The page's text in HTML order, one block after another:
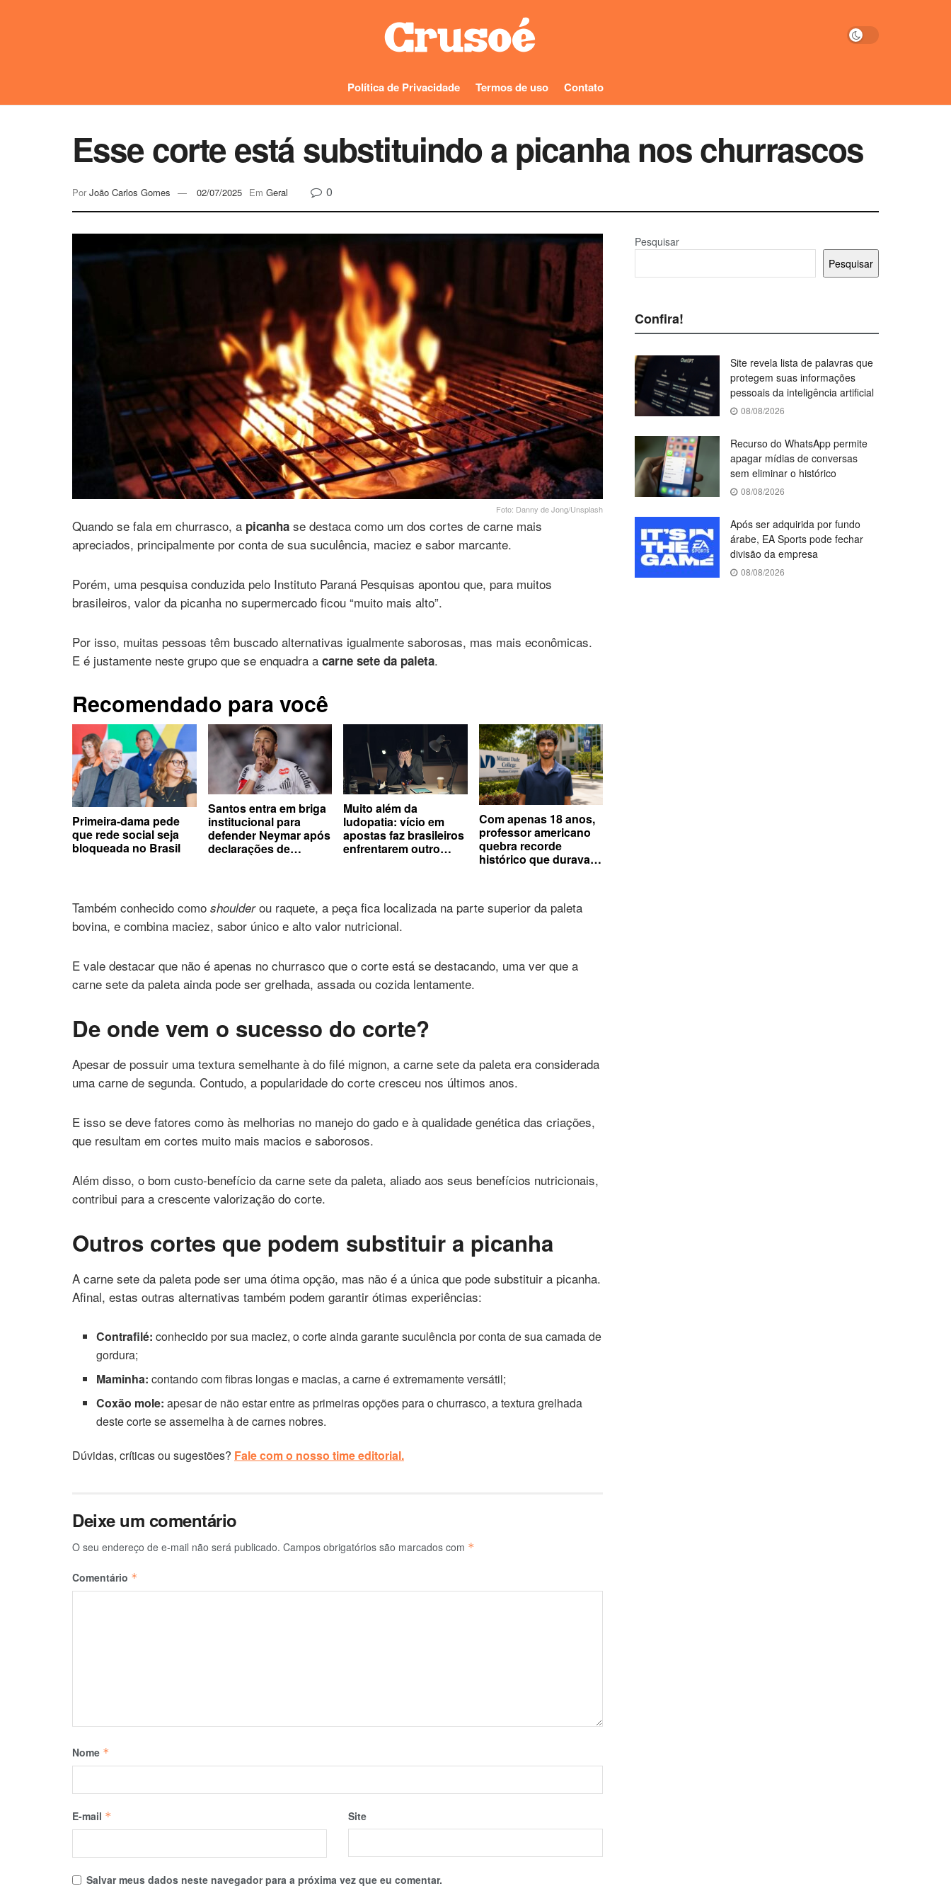
Política de Privacidade Termos de uso Contato
Esse corte está substituindo a picanha nos churrascos
Por João Carlos Gomes 02/07/2025 Em Geral 0
Foto: Danny de Jong/Unsplash
Quando se fala em churrasco, a picanha se destaca como um dos cortes de carne mais
apreciados, principalmente por conta de sua suculência, maciez e sabor marcante.
Porém, uma pesquisa conduzida pelo Instituto Paraná Pesquisas apontou que, para muitos
brasileiros, valor da picanha no supermercado ficou “muito mais alto”.
Por isso, muitas pessoas têm buscado alternativas igualmente saborosas, mas mais econômicas.
E é justamente neste grupo que se enquadra a carne sete da paleta.
Recomendado para você
Primeira-dama pede
que rede social seja
bloqueada no Brasil
Santos entra em briga
institucional para
defender Neymar após
declarações de
Muito além da
ludopatia: vício em
apostas faz brasileiros
enfrentarem outro
Com apenas 18 anos,
professor americano
quebra recorde
histórico que durava
Também conhecido como shoulderou raquete, a peça fica localizada na parte superior da paleta
bovina, e combina maciez, sabor único e alto valor nutricional.
E vale destacar que não é apenas no churrasco que o corte está se destacando, uma ver que a
carne sete da paleta ainda pode ser grelhada, assada ou cozida lentamente.
De onde vem o sucesso do corte?
Apesar de possuir uma textura semelhante à do filé mignon, a carne sete da paleta era considerada
uma carne de segunda. Contudo, a popularidade do corte cresceu nos últimos anos.
E isso se deve fatores como às melhorias no manejo do gado e à qualidade genética das criações,
que resultam em cortes muito mais macios e saborosos.
Além disso, o bom custo-benefício da carne sete da paleta, aliado aos seus benefícios nutricionais,
contribui para a crescente valorização do corte.
Outros cortes que podem substituir a picanha
A carne sete da paleta pode ser uma ótima opção, mas não é a única que pode substituir a picanha.
Afinal, estas outras alternativas também podem garantir ótimas experiências:
Contrafilé: conhecido por sua maciez, o corte ainda garante suculência por conta de sua camada de
gordura;
Maminha: contando com fibras longas e macias, a carne é extremamente versátil;
Coxão mole: apesar de não estar entre as primeiras opções para o churrasco, a textura grelhada
deste corte se assemelha à de carnes nobres.
Dúvidas, críticas ou sugestões? Fale com o nosso time editorial.
Deixe um comentário
O seu endereço de e-mail não será publicado. Campos obrigatórios são marcados com *
Comentário *
Nome *
E-mail * Site
Salvar meus dados neste navegador para a próxima vez que eu comentar.
Pesquisar
Pesquisar
Confira!
Site revela lista de palavras que
protegem suas informações
pessoais da inteligência artificial
08/08/2026
Recurso do WhatsApp permite
apagar mídias de conversas
sem eliminar o histórico
08/08/2026
Após ser adquirida por fundo
árabe, EA Sports pode fechar
divisão da empresa
08/08/2026